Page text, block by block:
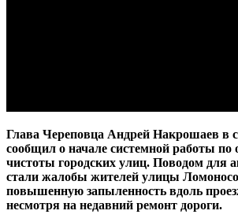
Глава Череповца Андрей Накрошаев в
сообщил о начале системной работы по
чистоты городских улиц. Поводом для
стали жалобы жителей улицы
повышенную запыленность вдоль
несмотря на недавний ремонт дороги.